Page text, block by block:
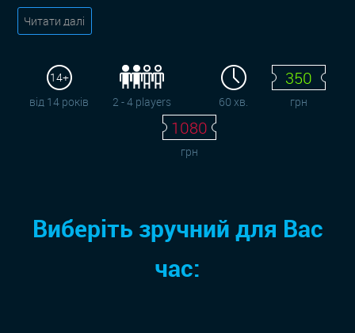
Читати далі
14+
від 14 років
2 - 4 players 60 хв.
350
грн
1080
грн
Виберіть зручний для Вас
час: